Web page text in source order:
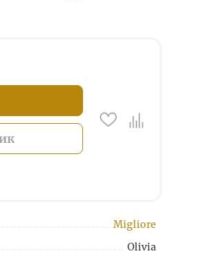
Migliore
Olivia